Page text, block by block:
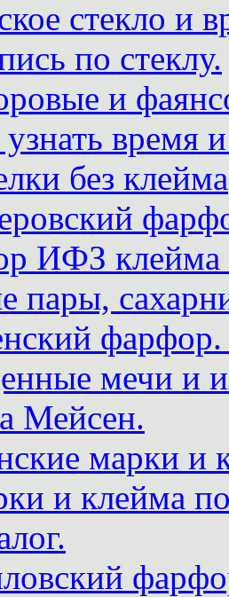
стекло и
по стеклу.
и
время
без клейма
ИФЗ клейма
пары,
фарфор.
мечи и
Мейсен.
марки и
и клейма